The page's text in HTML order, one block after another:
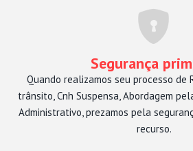
Segurança
Quando realizamos seu processo de
trânsito, Cnh Suspensa, Abordagem
Administrativo, prezamos pela
recurso.